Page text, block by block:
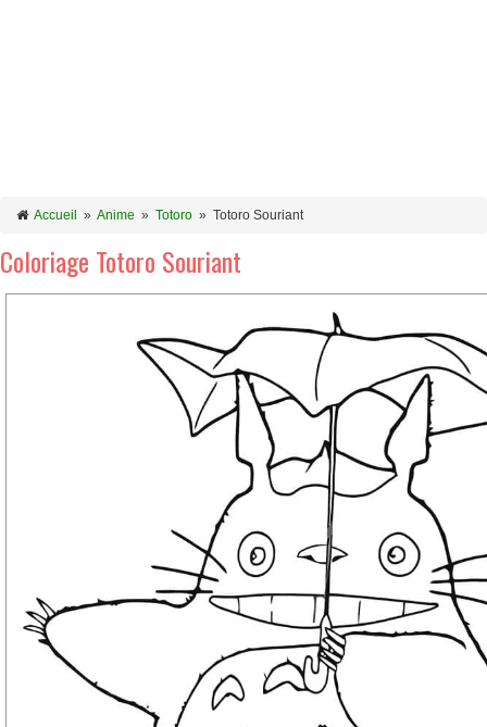
Accueil » Anime » Totoro » Totoro Souriant
Coloriage Totoro Souriant